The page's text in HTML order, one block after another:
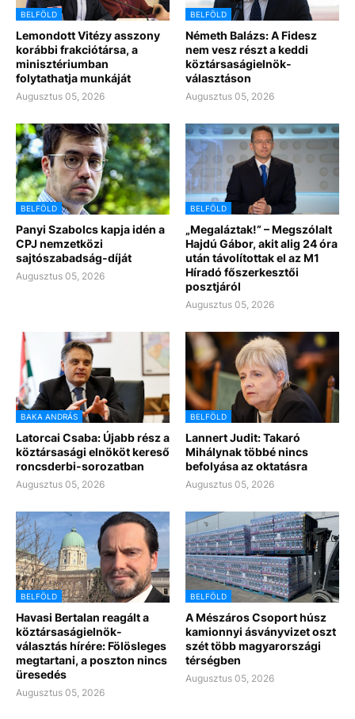
BELFÖLD
Lemondott Vitézy asszony
korábbi frakciótársa, a
minisztériumban
folytathatja munkáját
Augusztus 05, 2026
BELFÖLD
Németh Balázs: A Fidesz
nem vesz részt a keddi
köztársaságielnök-
választáson
Augusztus 05, 2026
BELFÖLD
Panyi Szabolcs kapja idén a
CPJ nemzetközi
sajtószabadság-díját
Augusztus 05, 2026
BELFÖLD
„Megaláztak!” – Megszólalt
Hajdú Gábor, akit alig 24 óra
után távolítottak el az M1
Híradó főszerkesztői
posztjáról
Augusztus 05, 2026
BAKA ANDRÁS
Latorcai Csaba: Újabb rész a
köztársasági elnököt kereső
roncsderbi-sorozatban
Augusztus 05, 2026
BELFÖLD
Lannert Judit: Takaró
Mihálynak többé nincs
befolyása az oktatásra
Augusztus 05, 2026
BELFÖLD
Havasi Bertalan reagált a
köztársaságielnök-
választás hírére: Fölösleges
megtartani, a poszton nincs
üresedés
Augusztus 05, 2026
BELFÖLD
A Mészáros Csoport húsz
kamionnyi ásványvizet oszt
szét több magyarországi
térségben
Augusztus 05, 2026